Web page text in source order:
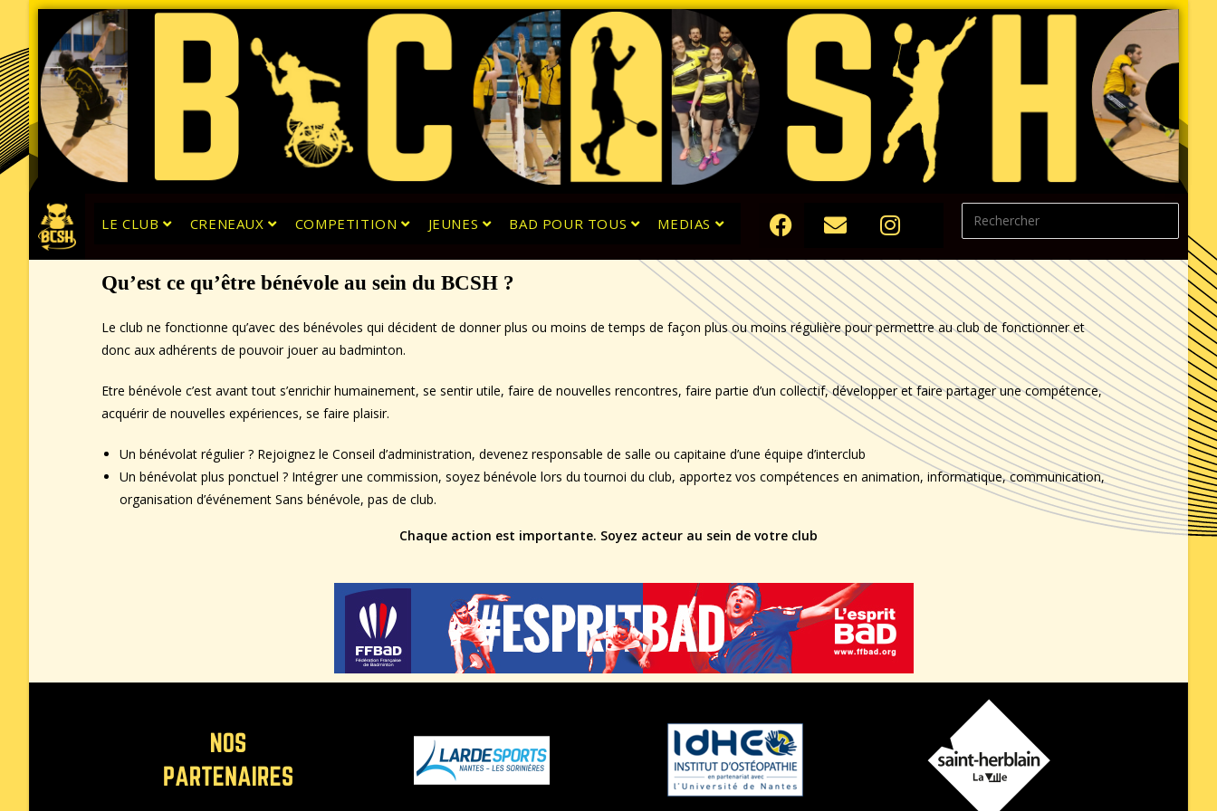
LE CLUB CRENEAUX COMPETITION JEUNES BAD POUR TOUS MEDIAS
Qu’est ce qu’être bénévole au sein du BCSH ?
Le club ne fonctionne qu’avec des bénévoles qui décident de donner plus ou moins de temps de façon plus ou moins régulière pour permettre au club de fonctionner et
donc aux adhérents de pouvoir jouer au badminton.
Etre bénévole c’est avant tout s’enrichir humainement, se sentir utile, faire de nouvelles rencontres, faire partie d’un collectif, développer et faire partager une compétence,
acquérir de nouvelles expériences, se faire plaisir.
Un bénévolat régulier ? Rejoignez le Conseil d’administration, devenez responsable de salle ou capitaine d’une équipe d’interclub
Un bénévolat plus ponctuel ? Intégrer une commission, soyez bénévole lors du tournoi du club, apportez vos compétences en animation, informatique, communication,
organisation d’événement Sans bénévole, pas de club.
Chaque action est importante. Soyez acteur au sein de votre club